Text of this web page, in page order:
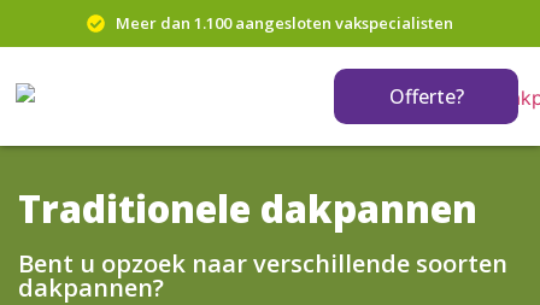
Meer dan 1.100 aangesloten vakspecialisten
Offerte?
Traditionele dakpannen
Bent u opzoek naar verschillende soorten
dakpannen?